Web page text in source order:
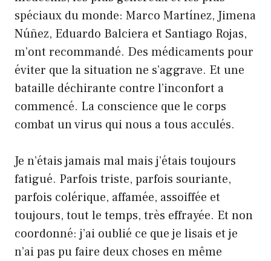
spéciaux du monde: Marco Martínez, Jimena
Núñez, Eduardo Balciera et Santiago Rojas,
m’ont recommandé. Des médicaments pour
éviter que la situation ne s’aggrave. Et une
bataille déchirante contre l’inconfort a
commencé. La conscience que le corps
combat un virus qui nous a tous acculés.
Je n’étais jamais mal mais j’étais toujours
fatigué. Parfois triste, parfois souriante,
parfois colérique, affamée, assoiffée et
toujours, tout le temps, très effrayée. Et non
coordonné: j’ai oublié ce que je lisais et je
n’ai pas pu faire deux choses en même